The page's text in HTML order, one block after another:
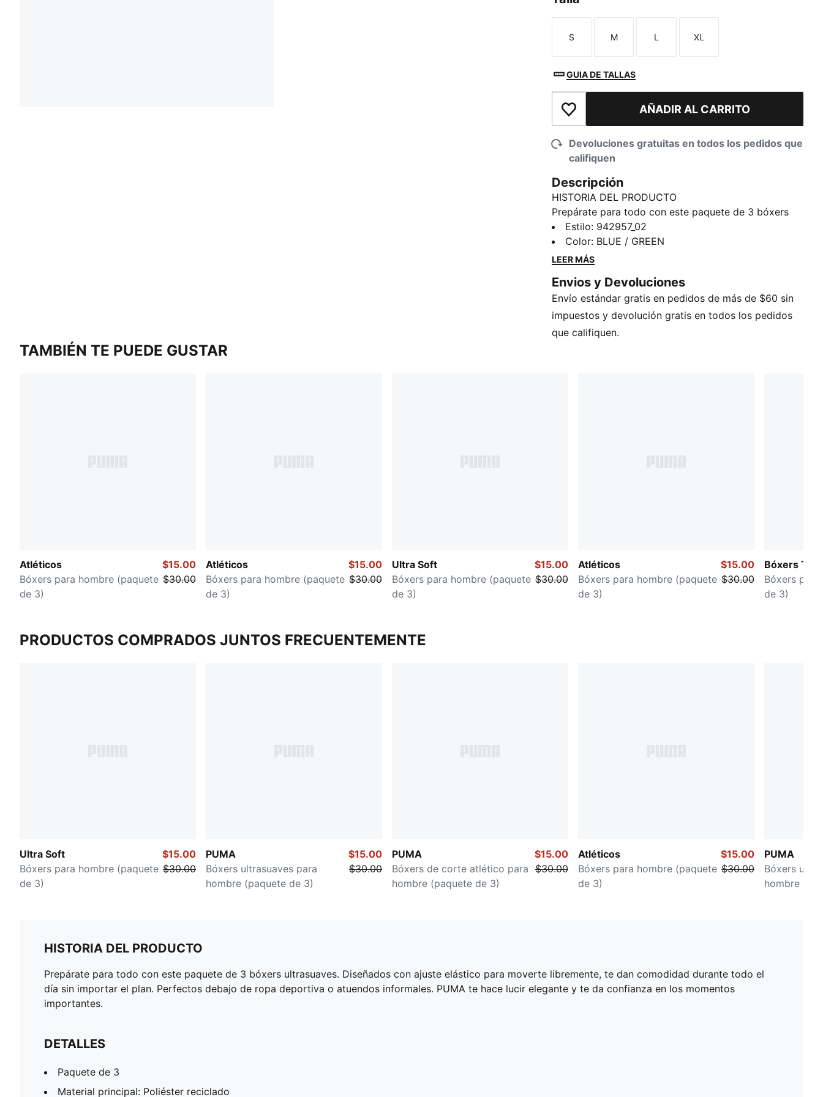
Talla
S
Talla
M
Talla
L
Talla
XL
GUIA DE TALLAS
Añadir a la lista de deseosAÑADIR AL CARRITO
Devoluciones gratuitas en todos los pedidos que
califiquen
Descripción
HISTORIA DEL PRODUCTO
Prepárate para todo con este paquete de 3 bóxers
ultrasuaves. Diseñados con ajuste elástico para
moverte libremente, te dan comodidad durante todo
el día sin importar el plan. Perfectos debajo de ropa
elegante y te da confianza en los momentos
importantes.
DETALLES
Paquete de 3
Estilo: 942957_02
Color: BLUE / GREEN
LEER MÁS
Envios y Devoluciones
Envío estándar gratis en pedidos de más de $60 sin
impuestos y devolución gratis en todos los pedidos
que califiquen.
TAMBIÉN TE PUEDE GUSTAR
Atléticos
Bóxers para hombre (paquete
de 3)
$15.00
$30.00
Atléticos
Bóxers para hombre (paquete
de 3)
$15.00
$30.00
Ultra Soft
Bóxers para hombre (paquete
de 3)
$15.00
$30.00
Atléticos
Bóxers para hombre (paquete
de 3)
$15.00
$30.00
Bóxers
Bóxers
de 3)
PRODUCTOS COMPRADOS JUNTOS FRECUENTEMENTE
Ultra Soft
Bóxers para hombre (paquete
de 3)
$15.00
$30.00
PUMA
Bóxers ultrasuaves para
hombre (paquete de 3)
$15.00
$30.00
PUMA
Bóxers de corte atlético para
hombre (paquete de 3)
$15.00
$30.00
Atléticos
Bóxers para hombre (paquete
de 3)
$15.00
$30.00
PUMA
Bóxers
hombre
HISTORIA DEL PRODUCTO
Prepárate para todo con este paquete de 3 bóxers ultrasuaves. Diseñados con ajuste elástico para moverte libremente, te dan comodidad durante todo el
día sin importar el plan. Perfectos debajo de ropa deportiva o atuendos informales. PUMA te hace lucir elegante y te da confianza en los momentos
importantes.
DETALLES
Paquete de 3
Material principal: Poliéster reciclado